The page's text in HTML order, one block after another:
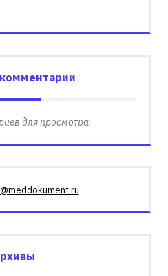
для просмотра.